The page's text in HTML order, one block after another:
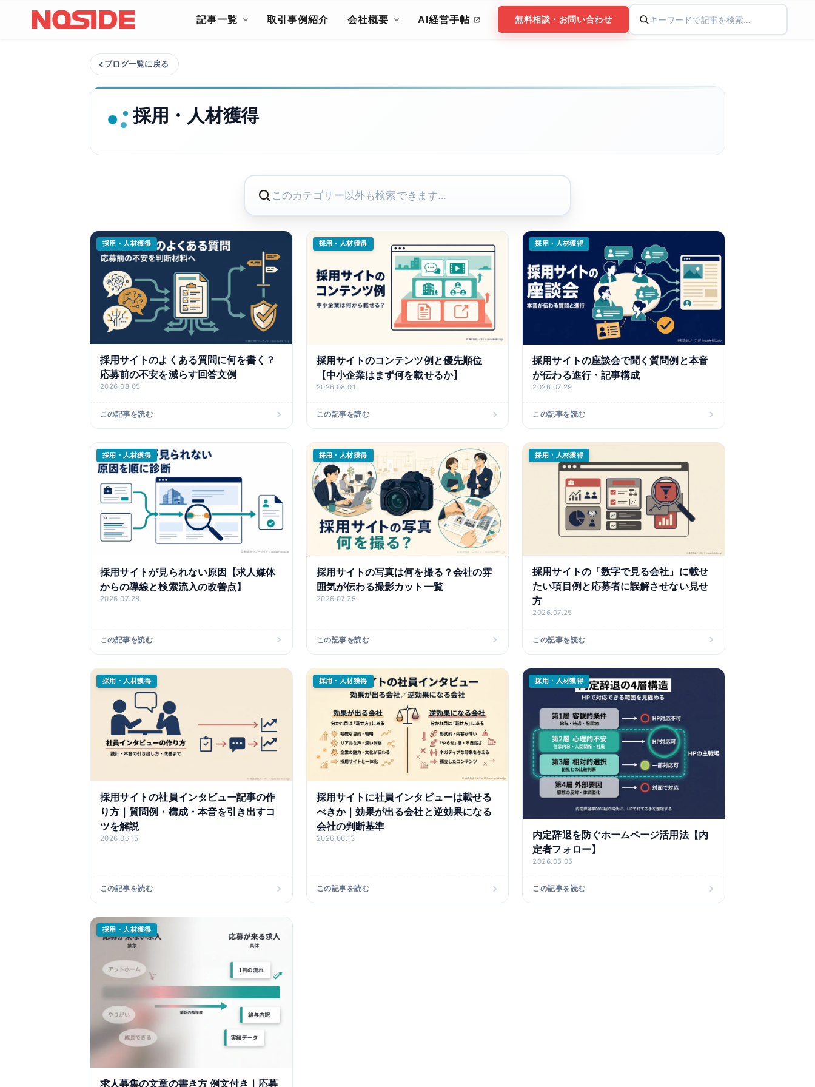
コンテンツへスキップ
記事一覧
取引事例紹介 会社概要 AI経営手帖 無料相談・お問い合わせ
ブログ一覧に戻る
採用・人材獲得
採用・人材獲得
採用サイトのよくある質問に何を書く？
応募前の不安を減らす回答文例
2026.08.05
この記事を読む
採用・人材獲得
採用サイトのコンテンツ例と優先順位
【中小企業はまず何を載せるか】
2026.08.01
この記事を読む
採用・人材獲得
採用サイトの座談会で聞く質問例と本音
が伝わる進行・記事構成
2026.07.29
この記事を読む
採用・人材獲得
採用サイトが見られない原因【求人媒体
からの導線と検索流入の改善点】
2026.07.28
この記事を読む
採用・人材獲得
採用サイトの写真は何を撮る？会社の雰
囲気が伝わる撮影カット一覧
2026.07.25
この記事を読む
採用・人材獲得
採用サイトの「数字で見る会社」に載せ
たい項目例と応募者に誤解させない見せ
方
2026.07.25
この記事を読む
採用・人材獲得
採用サイトの社員インタビュー記事の作
り方｜質問例・構成・本音を引き出すコ
ツを解説
2026.06.15
この記事を読む
採用・人材獲得
採用サイトに社員インタビューは載せる
べきか｜効果が出る会社と逆効果になる
会社の判断基準
2026.06.13
この記事を読む
採用・人材獲得
内定辞退を防ぐホームページ活用法【内
定者フォロー】
2026.05.05
この記事を読む
採用・人材獲得
求人募集の文章の書き方 例文付き｜応募